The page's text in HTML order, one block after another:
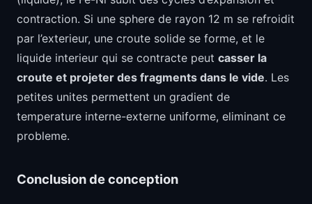
contraction. Si une sphere de rayon 12 m se refroidit
par l’exterieur, une croute solide se forme, et le
liquide interieur qui se contracte peut casser la
croute et projeter des fragments dans le vide. Les
petites unites permettent un gradient de
temperature interne-externe uniforme, eliminant ce
probleme.
Conclusion de conception